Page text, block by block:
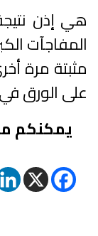
هي إذن
مثبتة مرة
على الورق
يمكنكم